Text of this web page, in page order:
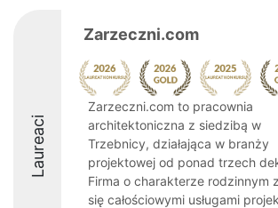
Laureaci
Zarzeczni.com
Zarzeczni.com to pracownia
architektoniczna z siedzibą w
Trzebnicy, działająca w branży
projektowej od ponad trzech
Firma o charakterze rodzinnym
się całościowymi usługami